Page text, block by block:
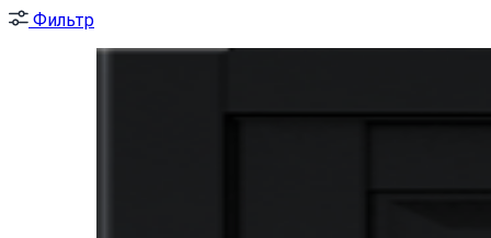
Фильтр